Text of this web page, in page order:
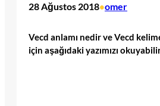
28 Ağustos 2018•omer
Vecd anlamı nedir ve Vecd
için aşağıdaki yazımızı